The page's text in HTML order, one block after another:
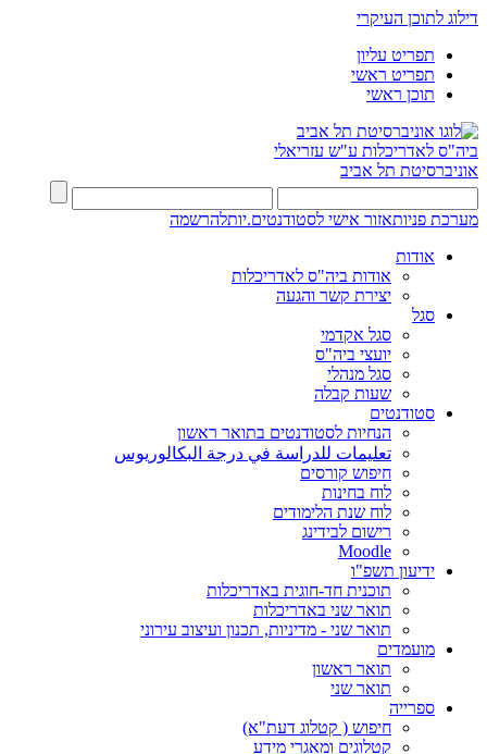
דילוג לתוכן העיקרי
תפריט עליון
תפריט ראשי
תוכן ראשי
ביה"ס לאדריכלות ע"ש עזריאלי
אוניברסיטת תל אביב
מערכת פניותאזור אישי לסטודנטים.יותלהרשמה
אודות
אודות ביה"ס לאדריכלות
יצירת קשר והגעה
סגל
סגל אקדמי
יועצי ביה"ס
סגל מנהלי
שעות קבלה
סטודנטים
הנחיות לסטודנטים בתואר ראשון
تعليمات للدراسة في درجة البكالوريوس
חיפוש קורסים
לוח בחינות
לוח שנת הלימודים
רישום לבידינג
Moodle
ידיעון תשפ"ו
תוכנית חד-חוגית באדריכלות
תואר שני באדריכלות
תואר שני - מדיניות, תכנון ועיצוב עירוני
מועמדים
תואר ראשון
תואר שני
ספרייה
חיפוש ( קטלוג דעת"א)
קטלוגים ומאגרי מידע